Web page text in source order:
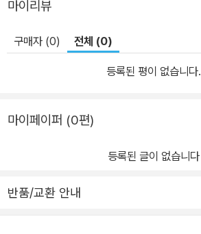
마이리뷰
구매자 (0) 전체 (0)
등록된 평이 없습니다.
마이페이퍼 (0편)
등록된 글이 없습니다
반품/교환 안내